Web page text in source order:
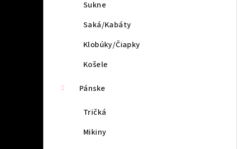
Sukne
Saká/Kabáty
Klobúky/Čiapky
Košele
Pánske
Tričká
Mikiny